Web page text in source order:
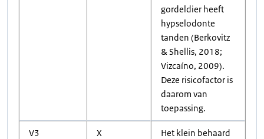
gordeldier heeft
hypselodonte
tanden (Berkovitz
& Shellis, 2018;
Vizcaíno, 2009).
Deze risicofactor is
daarom van
toepassing.
V3 X
Het klein behaard